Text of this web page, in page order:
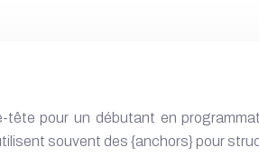
pour un débutant en
souvent des {anchors} pour